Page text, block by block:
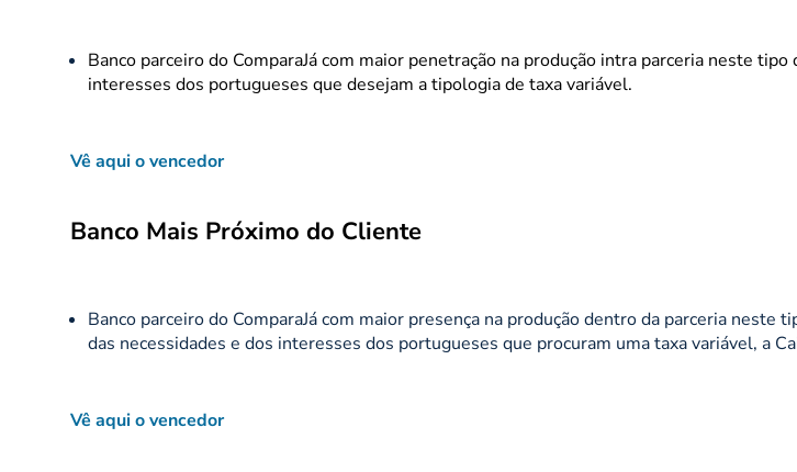
Banco parceiro do ComparaJá com maior penetração na produção intra parceria neste
interesses dos portugueses que desejam a tipologia de taxa variável.
Vê aqui o vencedor
Banco Mais Próximo do Cliente
Banco parceiro do ComparaJá com maior presença na produção dentro da parceria
das necessidades e dos interesses dos portugueses que procuram uma taxa variável, a
Vê aqui o vencedor